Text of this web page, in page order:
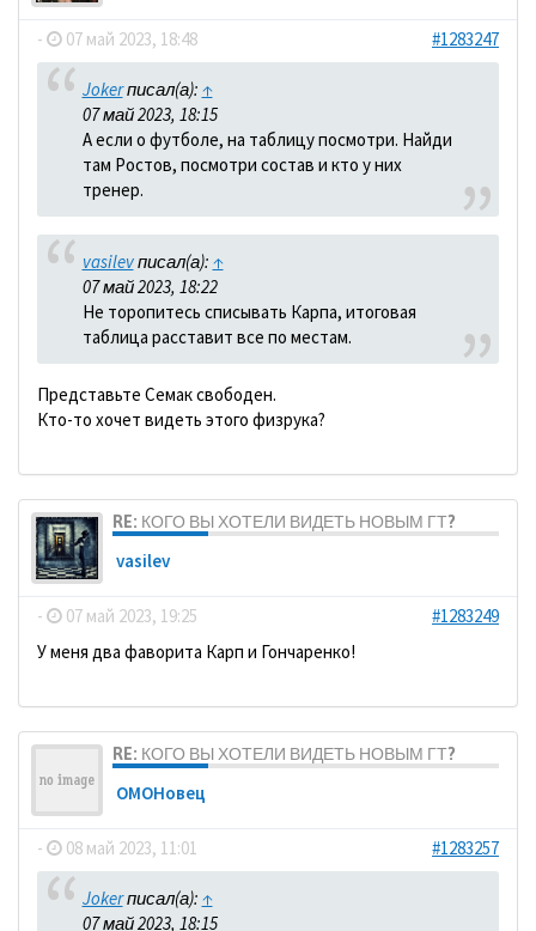
- 07 май 2023, 18:48 #1283247
Jokerписал(а): ↑
07 май 2023, 18:15
А если о футболе, на таблицу посмотри. Найди
там Ростов, посмотри состав и кто у них
тренер.
vasilevписал(а): ↑
07 май 2023, 18:22
Не торопитесь списывать Карпа, итоговая
таблица расставит все по местам.
Представьте Семак свободен.
Кто-то хочет видеть этого физрука?
RE: КОГО ВЫ ХОТЕЛИ ВИДЕТЬ НОВЫМ ГТ?
vasilev
- 07 май 2023, 19:25
#1283249
У меня два фаворита Карп и Гончаренко!
RE: КОГО ВЫ ХОТЕЛИ ВИДЕТЬ НОВЫМ ГТ?
ОМОНовец
- 08 май 2023, 11:01 #1283257
Jokerписал(а): ↑
07 май 2023, 18:15